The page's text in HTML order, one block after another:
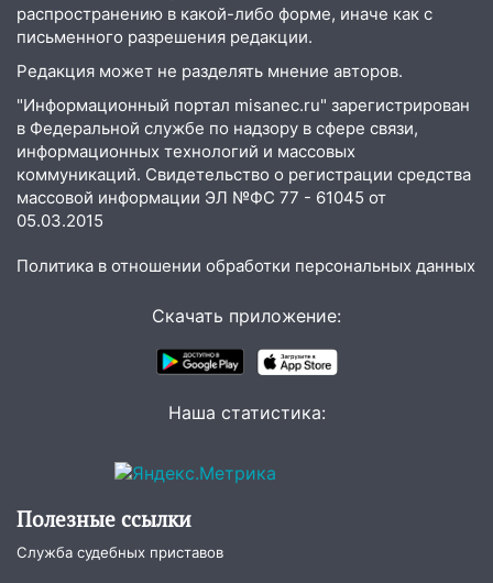
справиться
03:30
Гороскоп на 7 августа: пятница
отличные шансы исправить старые
ошибки
06.08.2026
23:20
Прогноз погоды на 7 августа в
Ульяновской области
20:04
Ульяновцев приглашают на забег,
В Ульяновской области
наказали за сокрытие прошлого своего
В Ульяновск едут звезды
оставил в силе приговор руководству
распространению в какой-либо форме, иначе как с
письменного разрешения редакции.
Редакция может не разделять мнение авторов.
"Информационный портал misanec.ru" зарегистрирован
в Федеральной службе по надзору в сфере связи,
информационных технологий и массовых
коммуникаций. Свидетельство о регистрации средства
массовой информации ЭЛ №ФС 77 - 61045 от
05.03.2015
Политика в отношении обработки персональных данных
Скачать приложение:
Наша статистика:
Полезные ссылки
Служба судебных приставов